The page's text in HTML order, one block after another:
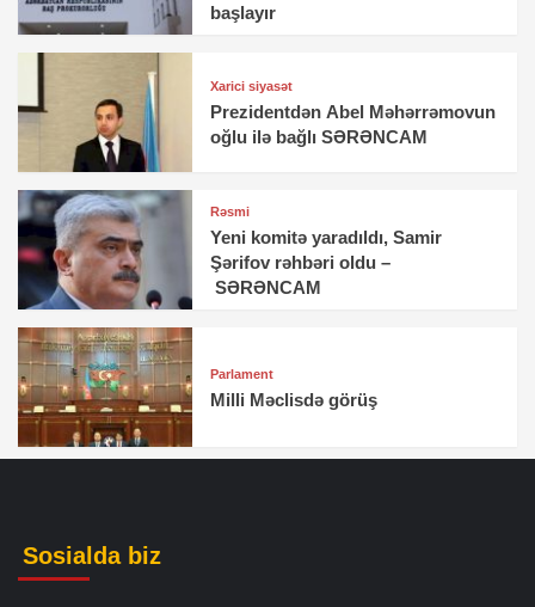
başlayır
Xarici siyasət
Prezidentdən Abel Məhərrəmovun
oğlu ilə bağlı SƏRƏNCAM
Rəsmi
Yeni komitə yaradıldı, Samir
Şərifov rəhbəri oldu –
SƏRƏNCAM
Parlament
Milli Məclisdə görüş
Sosialda biz